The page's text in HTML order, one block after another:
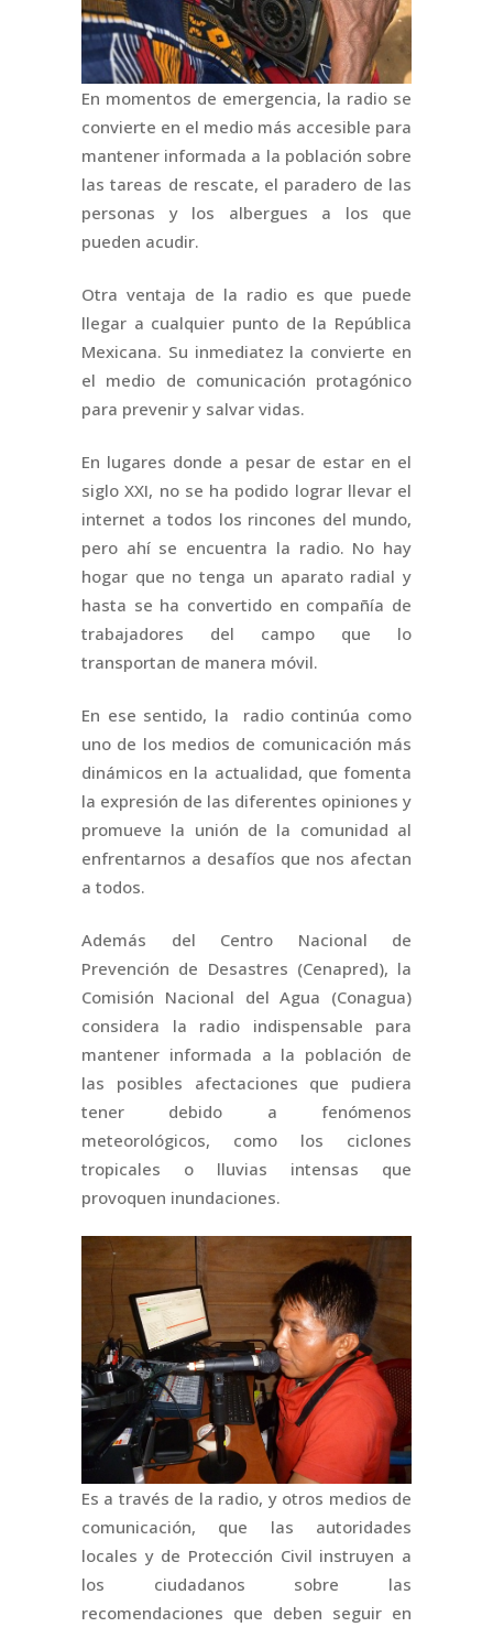
En momentos de emergencia, la radio se
convierte en el medio más accesible para
mantener informada a la población sobre
las tareas de rescate, el paradero de las
personas y los albergues a los que
pueden acudir.
Otra ventaja de la radio es que puede
llegar a cualquier punto de la República
Mexicana. Su inmediatez la convierte en
el medio de comunicación protagónico
para prevenir y salvar vidas.
En lugares donde a pesar de estar en el
siglo XXI, no se ha podido lograr llevar el
internet a todos los rincones del mundo,
pero ahí se encuentra la radio. No hay
hogar que no tenga un aparato radial y
hasta se ha convertido en compañía de
trabajadores del campo que lo
transportan de manera móvil.
En ese sentido, la radio continúa como
uno de los medios de comunicación más
dinámicos en la actualidad, que fomenta
la expresión de las diferentes opiniones y
promueve la unión de la comunidad al
enfrentarnos a desafíos que nos afectan
a todos.
Además del Centro Nacional de
Prevención de Desastres (Cenapred), la
Comisión Nacional del Agua (Conagua)
considera la radio indispensable para
mantener informada a la población de
las posibles afectaciones que pudiera
tener debido a fenómenos
meteorológicos, como los ciclones
tropicales o lluvias intensas que
provoquen inundaciones.
Es a través de la radio, y otros medios de
comunicación, que las autoridades
locales y de Protección Civil instruyen a
los ciudadanos sobre las
recomendaciones que deben seguir en